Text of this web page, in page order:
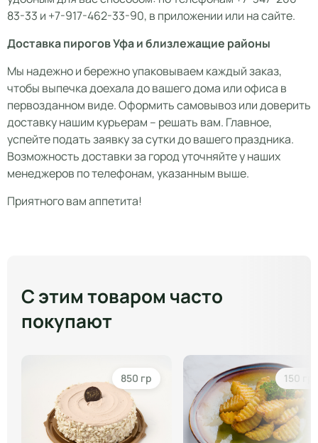
83-33 и +7-917-462-33-90, в приложении или на сайте.
Доставка пирогов Уфа и близлежащие районы
Мы надежно и бережно упаковываем каждый заказ,
чтобы выпечка доехала до вашего дома или офиса в
первозданном виде. Оформить самовывоз или доверить
доставку нашим курьерам – решать вам. Главное,
успейте подать заявку за сутки до вашего праздника.
Возможность доставки за город уточняйте у наших
менеджеров по телефонам, указанным выше.
Приятного вам аппетита!
С этим товаром часто
покупают
850 гр 150 гр